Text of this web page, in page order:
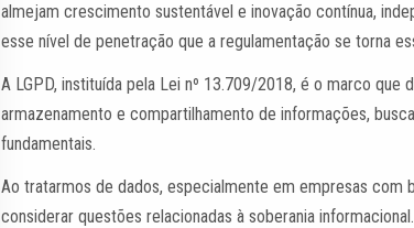
almejam crescimento sustentável e inovação contínua,
esse nível de penetração que a regulamentação se torna
A LGPD, instituída pela Lei nº 13.709/2018, é o marco
armazenamento e compartilhamento de informações,
fundamentais.
Ao tratarmos de dados, especialmente em empresas com
considerar questões relacionadas à soberania